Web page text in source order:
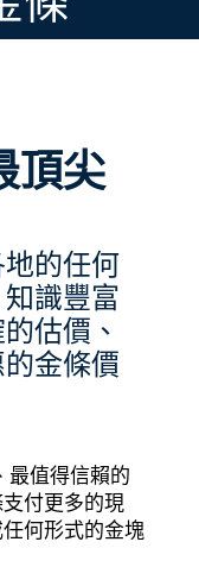
頂尖
的任何
識豐富
估價、
金條價
最值得信賴的
付更多的現
何形式的金塊